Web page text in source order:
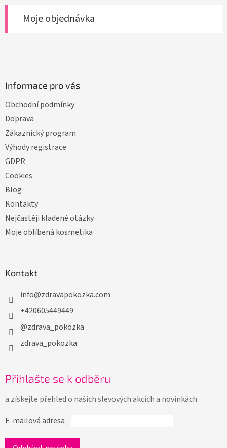
Moje objednávka
Informace pro vás
Obchodní podmínky
Doprava
Zákaznický program
Výhody registrace
GDPR
Cookies
Blog
Kontakty
Nejčastěji kladené otázky
Moje oblíbená kosmetika
Kontakt
info@zdravapokozka.com
+420605449449
@zdrava_pokozka
zdrava_pokozka
Přihlašte se k odběru
a získejte přehled o našich slevových akcích a novinkách
E-mailová adresa